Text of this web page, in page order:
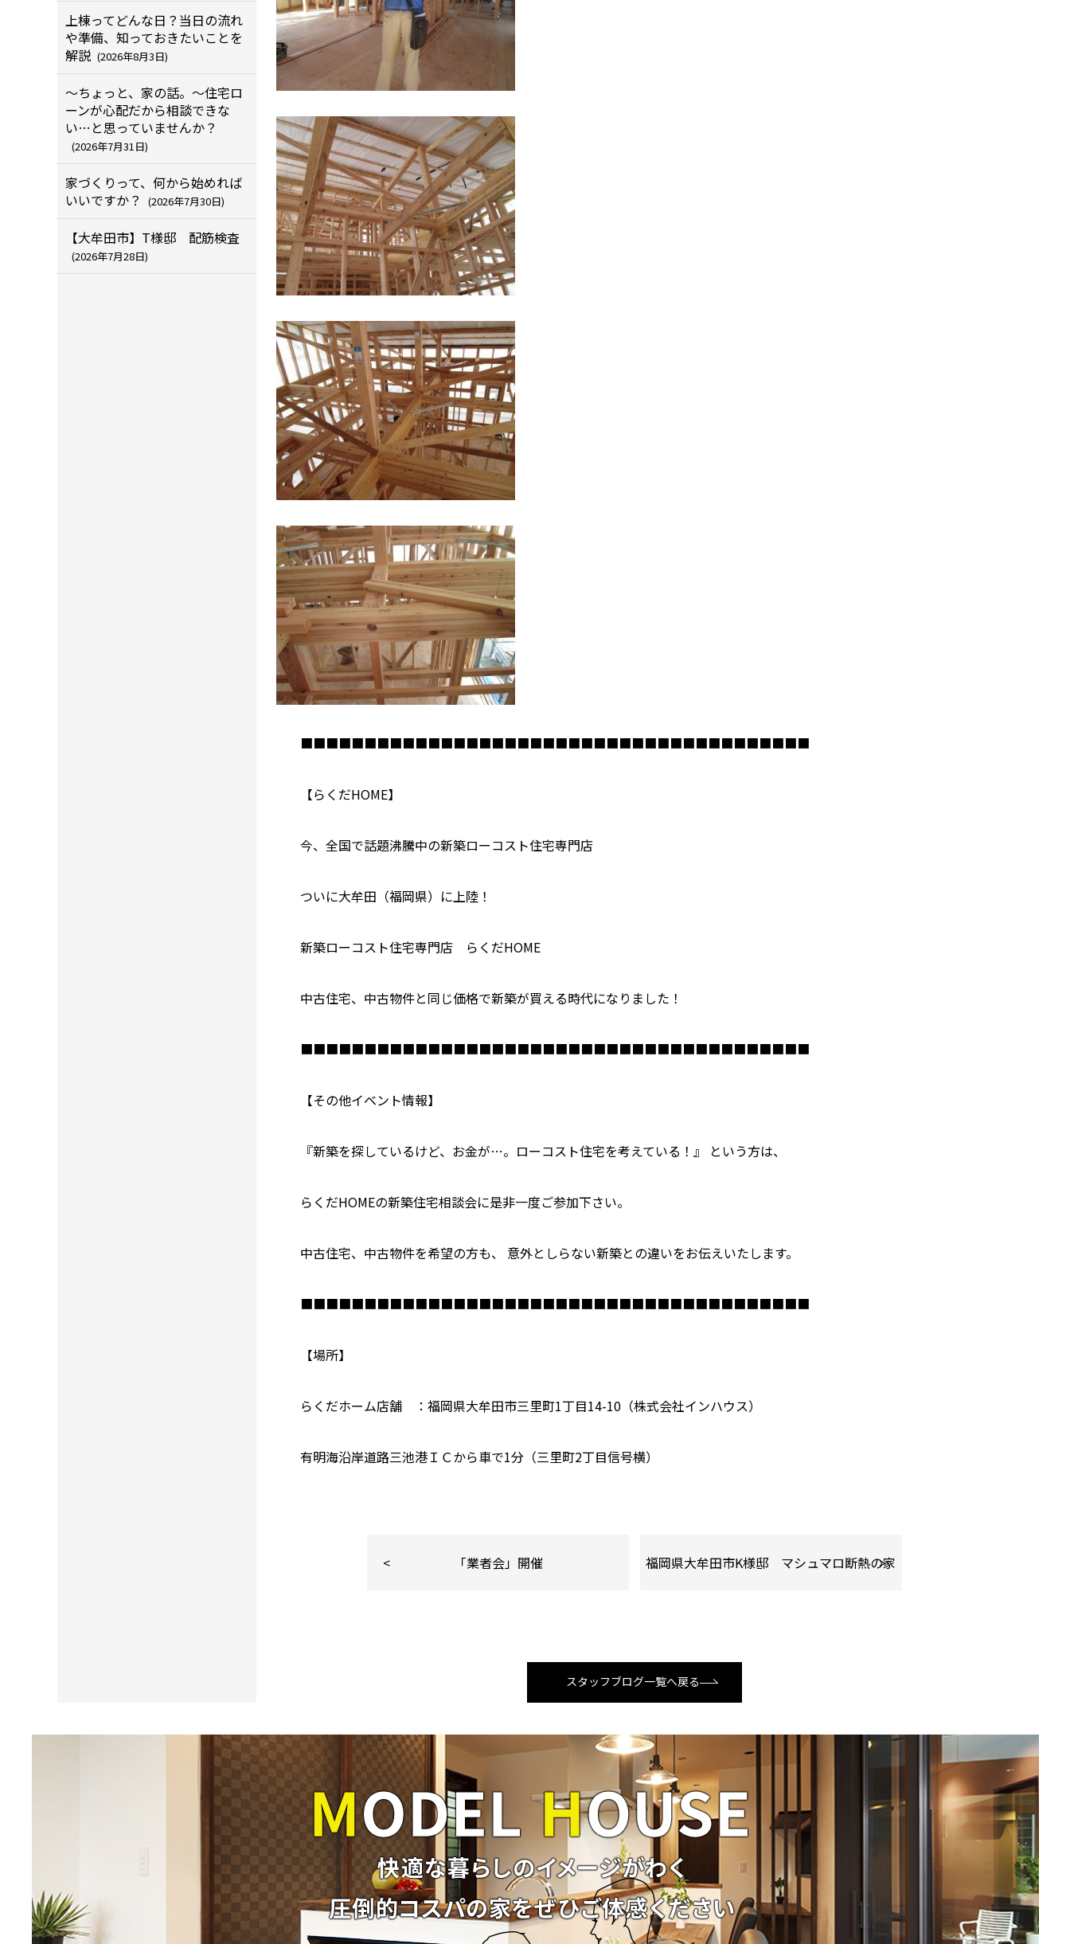
■■■■■■■■■■■■■■■■■■■■■■■■■■■■■■■■■■■■■■■■
【らくだHOME】
今、全国で話題沸騰中の新築ローコスト住宅専門店
ついに大牟田（福岡県）に上陸！
新築ローコスト住宅専門店 らくだHOME
中古住宅、中古物件と同じ価格で新築が買える時代になりました！
■■■■■■■■■■■■■■■■■■■■■■■■■■■■■■■■■■■■■■■■
【その他イベント情報】
『新築を探しているけど、お金が…。ローコスト住宅を考えている！』 という方は、
らくだHOMEの新築住宅相談会に是非一度ご参加下さい。
中古住宅、中古物件を希望の方も、 意外としらない新築との違いをお伝えいたします。
■■■■■■■■■■■■■■■■■■■■■■■■■■■■■■■■■■■■■■■■
【場所】
らくだホーム店舗 ：福岡県大牟田市三里町1丁目14-10 （株式会社インハウス）
有明海沿岸道路三池港ＩＣから車で1分（三里町2丁目信号横）
「業者会」開催 福岡県大牟田市K様邸 マシュマロ断熱の家
スタッフブログ一覧へ戻る
上棟ってどんな日？当日の流れ
や準備、知っておきたいことを
解説 (2026年8月3日)
～ちょっと、家の話。～住宅ロ
ーンが心配だから相談できな
い…と思っていませんか？
(2026年7月31日)
家づくりって、何から始めれば
いいですか？
(2026年7月30日)
【大牟田市】T様邸 配筋検査
(2026年7月28日)